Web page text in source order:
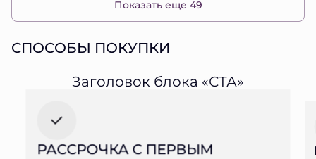
Показать еще 49
СПОСОБЫ ПОКУПКИ
Заголовок блока «СТА»
РАССРОЧКА С ПЕРВЫМ